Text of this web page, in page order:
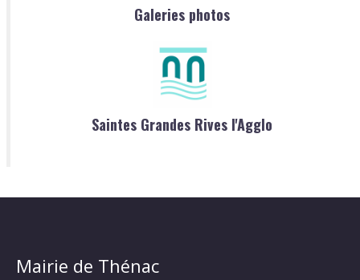
Galeries photos
Saintes Grandes Rives l'Agglo
Mairie de Thénac